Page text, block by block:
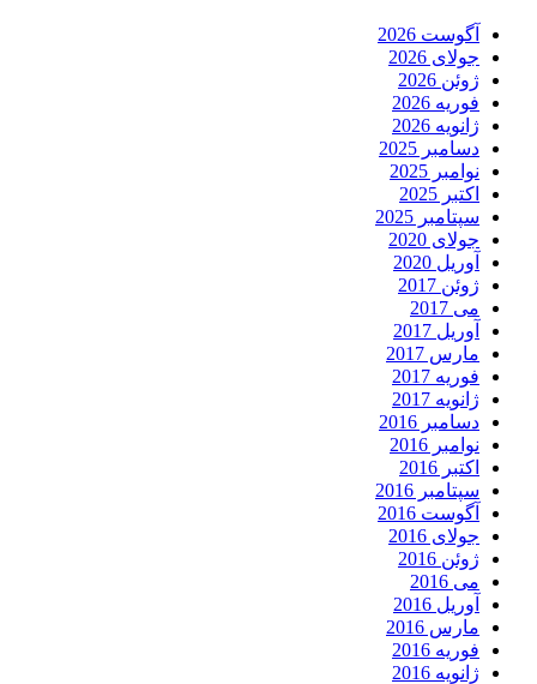
آگوست 2026
جولای 2026
ژوئن 2026
فوریه 2026
ژانویه 2026
دسامبر 2025
نوامبر 2025
اکتبر 2025
سپتامبر 2025
جولای 2020
آوریل 2020
ژوئن 2017
می 2017
آوریل 2017
مارس 2017
فوریه 2017
ژانویه 2017
دسامبر 2016
نوامبر 2016
اکتبر 2016
سپتامبر 2016
آگوست 2016
جولای 2016
ژوئن 2016
می 2016
آوریل 2016
مارس 2016
فوریه 2016
ژانویه 2016